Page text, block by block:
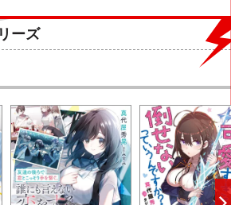
ーズ